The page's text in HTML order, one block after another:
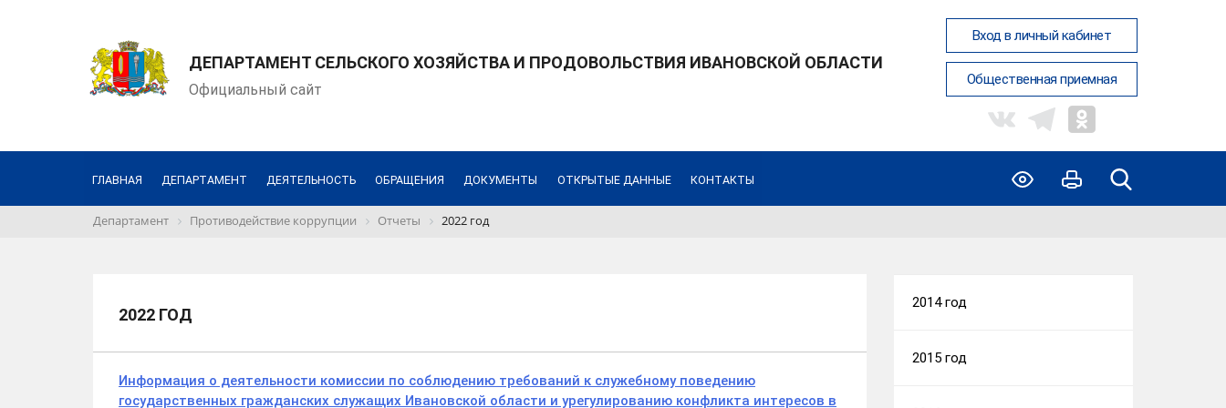
ДЕПАРТАМЕНТ СЕЛЬСКОГО ХОЗЯЙСТВА И ПРОДОВОЛЬСТВИЯ ИВАНОВСКОЙ ОБЛАСТИ
Официальный сайт
Вход в личный кабинет
Общественная приемная
ГЛАВНАЯ ДЕПАРТАМЕНТ ДЕЯТЕЛЬНОСТЬ ОБРАЩЕНИЯ ДОКУМЕНТЫ ОТКРЫТЫЕ ДАННЫЕ КОНТАКТЫ
Департамент Противодействие коррупции Отчеты 2022 год
2022 ГОД
Информация о деятельности комиссии по соблюдению требований к служебному поведению
государственных гражданских служащих Ивановской области и урегулированию конфликта интересов в
2014 год
2015 год